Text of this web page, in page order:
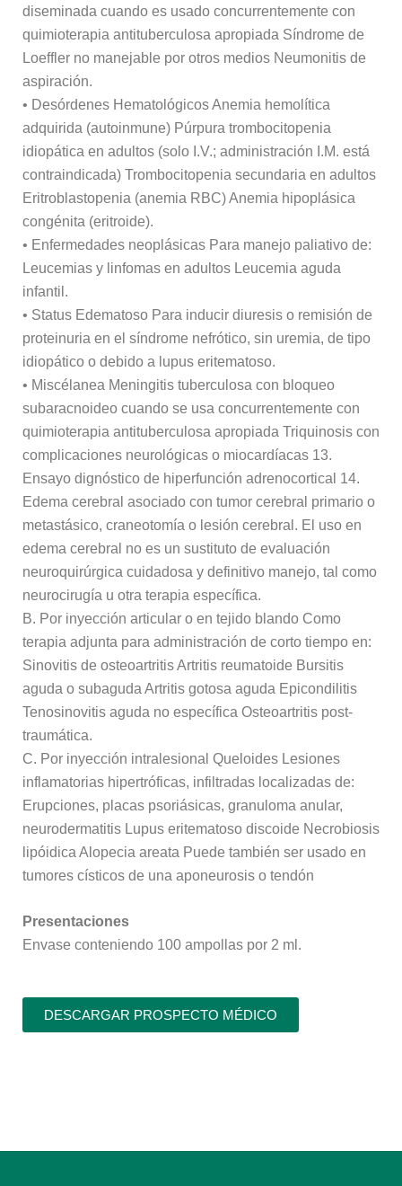
diseminada cuando es usado concurrentemente con
quimioterapia antituberculosa apropiada Síndrome de
Loeffler no manejable por otros medios Neumonitis de
aspiración.
• Desórdenes Hematológicos Anemia hemolítica
adquirida (autoinmune) Púrpura trombocitopenia
idiopática en adultos (solo I.V.; administración I.M. está
contraindicada) Trombocitopenia secundaria en adultos
Eritroblastopenia (anemia RBC) Anemia hipoplásica
congénita (eritroide).
• Enfermedades neoplásicas Para manejo paliativo de:
Leucemias y linfomas en adultos Leucemia aguda
infantil.
• Status Edematoso Para inducir diuresis o remisión de
proteinuria en el síndrome nefrótico, sin uremia, de tipo
idiopático o debido a lupus eritematoso.
• Miscélanea Meningitis tuberculosa con bloqueo
subaracnoideo cuando se usa concurrentemente con
quimioterapia antituberculosa apropiada Triquinosis con
complicaciones neurológicas o miocardíacas 13.
Ensayo dignóstico de hiperfunción adrenocortical 14.
Edema cerebral asociado con tumor cerebral primario o
metastásico, craneotomía o lesión cerebral. El uso en
edema cerebral no es un sustituto de evaluación
neuroquirúrgica cuidadosa y definitivo manejo, tal como
neurocirugía u otra terapia específica.
B. Por inyección articular o en tejido blando Como
terapia adjunta para administración de corto tiempo en:
Sinovitis de osteoartritis Artritis reumatoide Bursitis
aguda o subaguda Artritis gotosa aguda Epicondilitis
Tenosinovitis aguda no específica Osteoartritis post-
traumática.
C. Por inyección intralesional Queloides Lesiones
inflamatorias hipertróficas, infiltradas localizadas de:
Erupciones, placas psoriásicas, granuloma anular,
neurodermatitis Lupus eritematoso discoide Necrobiosis
lipóidica Alopecia areata Puede también ser usado en
tumores císticos de una aponeurosis o tendón
Presentaciones
Envase conteniendo 100 ampollas por 2 ml.
DESCARGAR PROSPECTO MÉDICO